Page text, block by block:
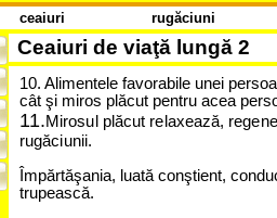
ceaiuri
rugăciuni
Ceaiuri de viaţă lungă 2
10. Alimentele favorabile unei
cât şi miros plăcut pentru acea pers
11.M irosu plăcut re axează, regene
rugăciunii.
Împărtăşania, luată conştient,
trupească.